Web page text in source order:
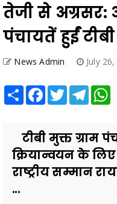
तेजी से अग्रसर:
पंचायतें हुईं
News Admin July
Share Facebook
Twitter
टीबी मुक्त ग्राम
क्रियान्वयन के
राष्ट्रीय सम्मान
...